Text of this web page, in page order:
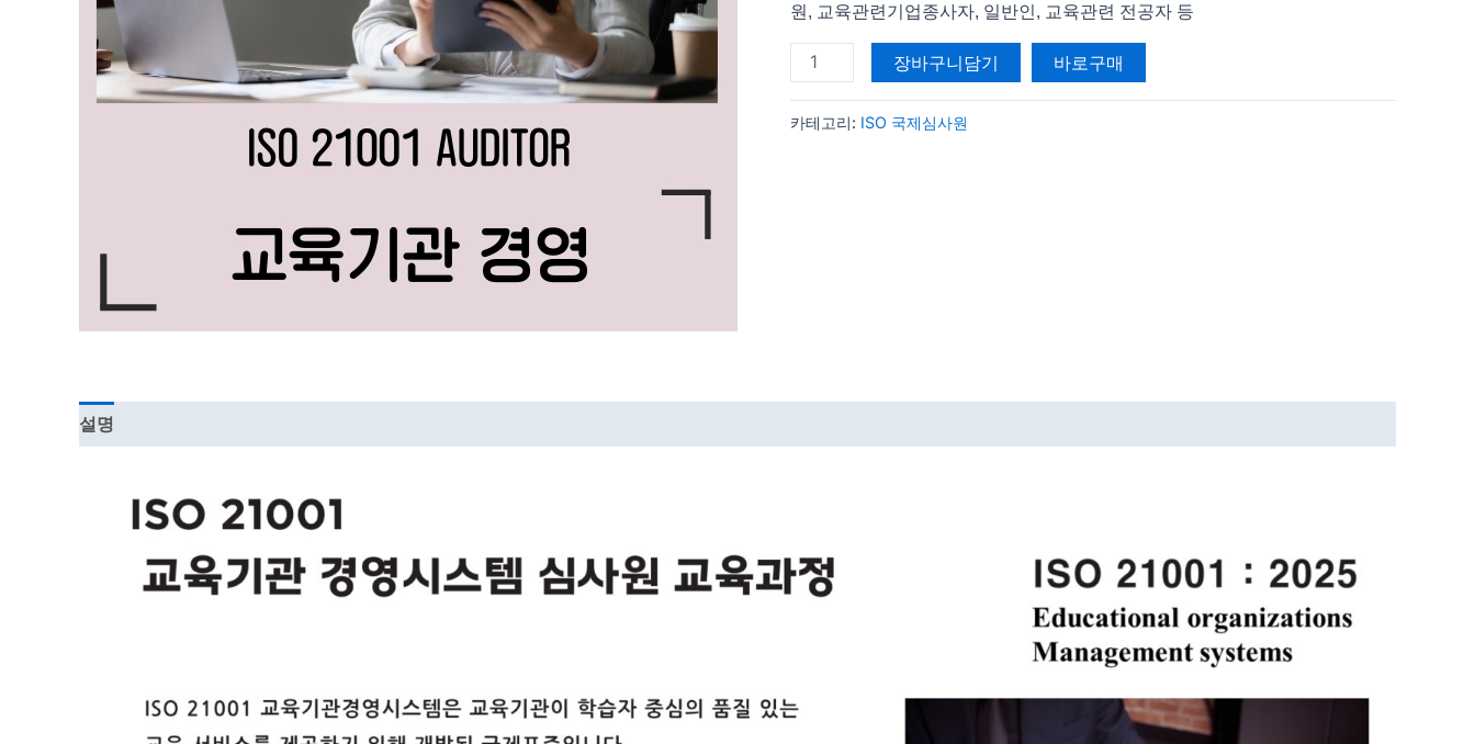
원, 교육관련기업종사자, 일반인, 교육관련 전공자 등
량
장바구니담기 바로구매
카테고리: ISO 국제심사원
설명